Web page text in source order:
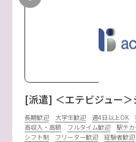
[派遣] ＜エテビジュー
長期歓迎 大学生歓迎 週4日以上OK
高収入・高額
フルタイム歓迎 駅チ
シフト制
フリーター歓迎 経験者歓迎